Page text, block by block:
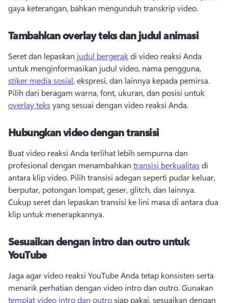
gaya keterangan, bahkan mengunduh transkrip video.
Tambahkan overlay teks dan judul animasi
Seret dan lepaskan judul bergerak di video reaksi Anda
untuk menginformasikan judul video, nama pengguna,
stiker media sosial
Pilih dari beragam warna, font, ukuran, dan posisi untuk
overlay teks yang sesuai dengan video reaksi Anda.
Hubungkan video dengan transisi
Buat video reaksi Anda terlihat lebih sempurna dan
profesional dengan menambahkan transisi berkualitas di
antara klip video. Pilih transisi adegan seperti pudar keluar,
Cukup seret dan lepaskan transisi ke lini masa di antara dua
klip untuk menerapkannya.
Sesuaikan dengan intro dan outro untuk
YouTube
Jaga agar video reaksi YouTube Anda tetap konsisten serta
menarik perhatian dengan video intro dan outro. Gunakan
templat video intro dan outro siap pakai, sesuaikan dengan